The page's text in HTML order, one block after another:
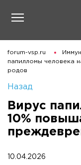
forum-vsp.ru
папилломы человека
родов
Назад
Вирус
10%
10.04.2026